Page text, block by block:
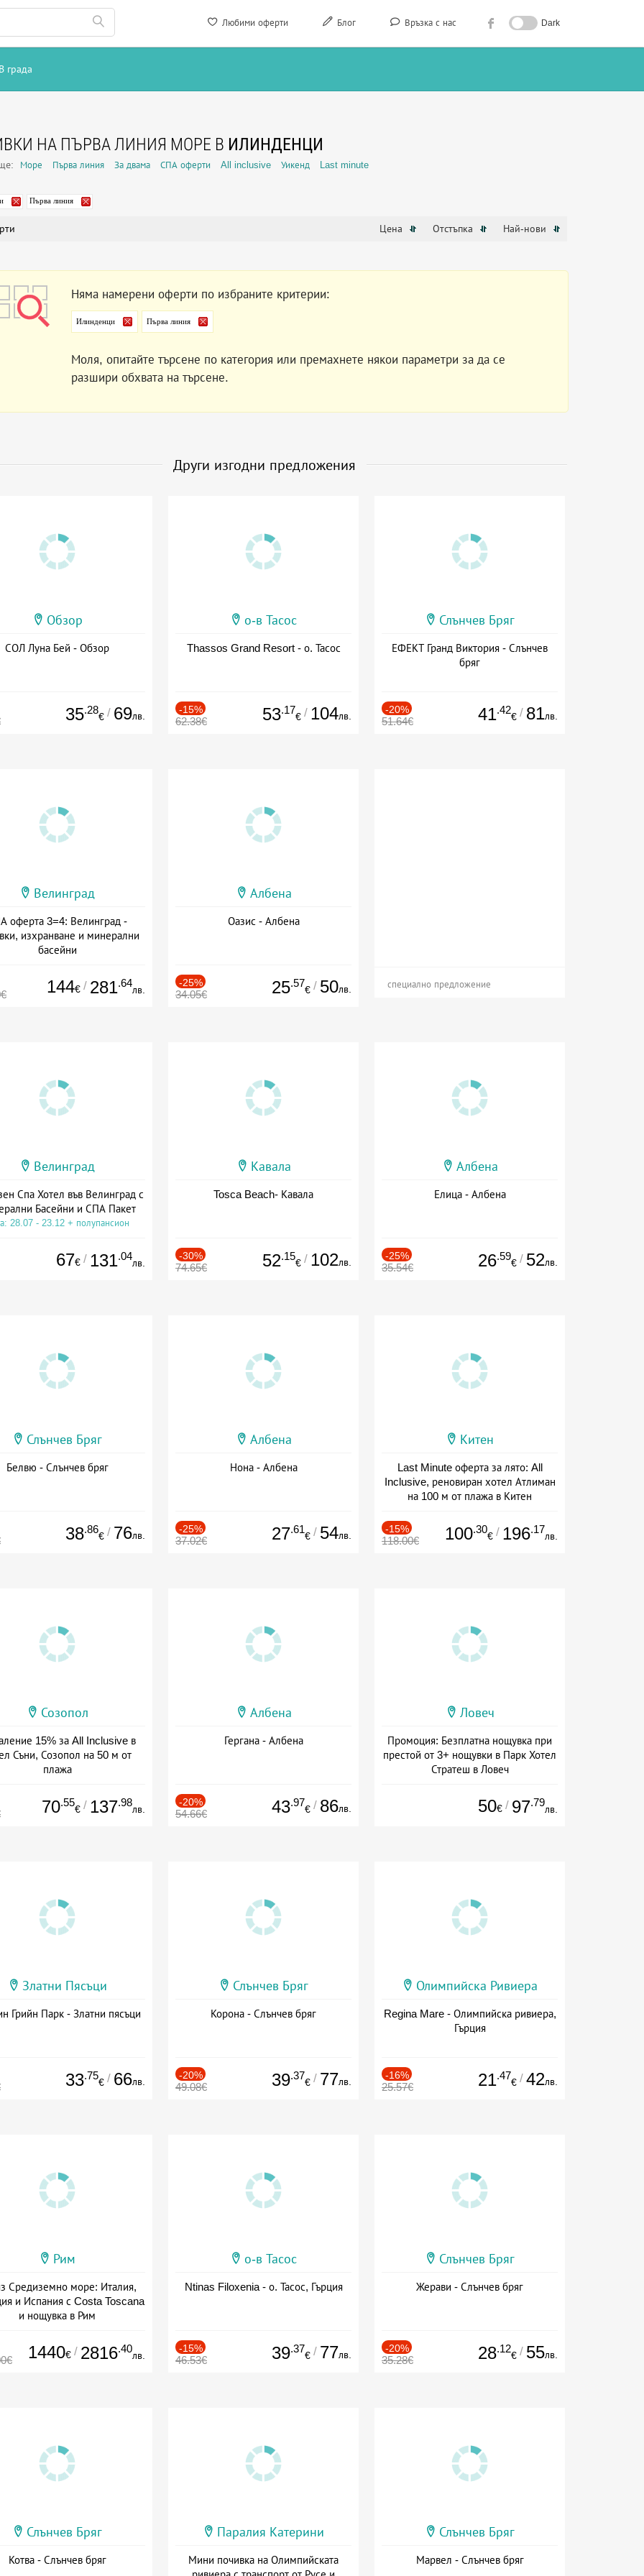
Любими оферти Блог Връзка с нас Dark
В града
НА ПЪРВА ЛИНИЯ МОРЕ В ИЛИНДЕНЦИ
Море Първа линия За двама СПА оферти All inclusive Уикенд Last minute
Първа линия
Цена Отстъпка Най-нови
Няма намерени оферти по избраните критерии:
Илинденци Първа линия
Моля, опитайте търсене по категория или премахнете някои параметри за да се
разшири обхвата на търсене.
Други изгодни предложения
Обзор
СОЛ Луна Бей - Обзор
35.28
€ / 69лв.
о-в Тасос
Thassos Grand Resort - о. Тасос
-15%
62.38€ 53.17
€ / 104лв.
Слънчев Бряг
ЕФЕКТ Гранд Виктория - Слънчев
бряг
-20%
51.64€ 41.42
€ / 81лв.
Велинград
оферта 3=4: Велинград -
изхранване и минерални
басейни
144€ / 281.64
лв.
Албена
Оазис - Албена
-25%
34.05€ 25.57
€ / 50лв. специално предложение
Велинград
Спа Хотел във Велинград с
Басейни и СПА Пакет
28.07 - 23.12 + полупансион
67€ / 131.04
лв.
Кавала
Tosca Beach- Кавала
-30%
74.65€ 52.15
€ / 102лв.
Албена
Елица - Албена
-25%
35.54€ 26.59
€ / 52лв.
Слънчев Бряг
Белвю - Слънчев бряг
38.86
€ / 76лв.
Албена
Нона - Албена
-25%
37.02€ 27.61
€ / 54лв.
Китен
Last Minute оферта за лято: All
Inclusive, реновиран хотел Атлиман
на 100 м от плажа в Китен
-15%
118.00€ 100.30
€ / 196.17
лв.
Созопол
15% за All Inclusive в
Съни, Созопол на 50 м от
плажа
70.55
€ / 137.98
лв.
Албена
Гергана - Албена
-20%
54.66€ 43.97
€ / 86лв.
Ловеч
Промоция: Безплатна нощувка при
престой от 3+ нощувки в Парк Хотел
Стратеш в Ловеч
50€ / 97.79
лв.
Златни Пясъци
Грийн Парк - Златни пясъци
33.75
€ / 66лв.
Слънчев Бряг
Корона - Слънчев бряг
-20%
49.08€ 39.37
€ / 77лв.
Олимпийска Ривиера
Regina Mare - Олимпийска ривиера,
Гърция
-16%
25.57€ 21.47
€ / 42лв.
Рим
Средиземно море: Италия,
и Испания с Costa Toscana
и нощувка в Рим
1440€ / 2816.40
лв.
о-в Тасос
Ntinas Filoxenia - о. Тасос, Гърция
-15%
46.53€ 39.37
€ / 77лв.
Слънчев Бряг
Жерави - Слънчев бряг
-20%
35.28€ 28.12
€ / 55лв.
Слънчев Бряг
Котва - Слънчев бряг
Паралия Катерини
Мини почивка на Олимпийската
Слънчев Бряг
Марвел - Слънчев бряг